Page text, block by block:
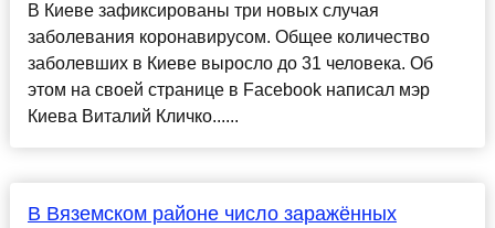
В Киеве зафиксированы три новых случая
заболевания коронавирусом. Общее количество
заболевших в Киеве выросло до 31 человека. Об
этом на своей странице в Facebook написал мэр
Киева Виталий Кличко......
В Вяземском районе число заражённых